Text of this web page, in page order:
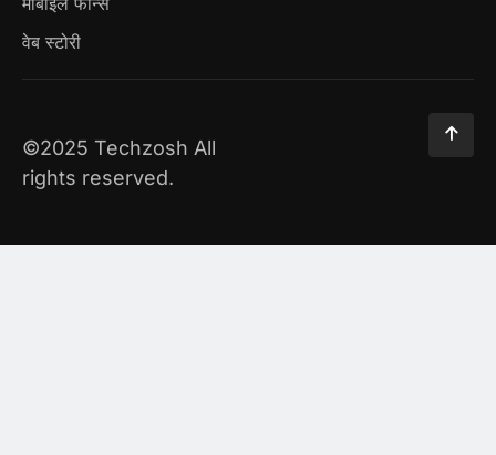
वेब स्टोरी
©2025 Techzosh All
rights reserved.